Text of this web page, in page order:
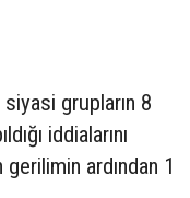
grupların 8
iddialarını
ardından 1